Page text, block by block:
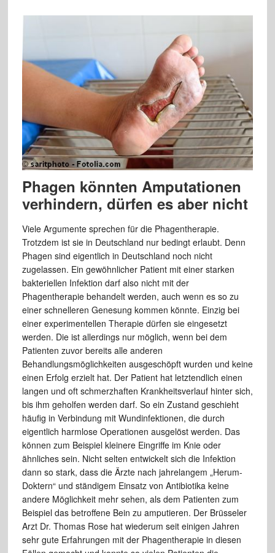
Phagen könnten Amputationen
verhindern, dürfen es aber nicht
Viele Argumente sprechen für die Phagentherapie.
Trotzdem ist sie in Deutschland nur bedingt erlaubt. Denn
Phagen sind eigentlich in Deutschland noch nicht
zugelassen. Ein gewöhnlicher Patient mit einer starken
bakteriellen Infektion darf also nicht mit der
Phagentherapie behandelt werden, auch wenn es so zu
einer schnelleren Genesung kommen könnte. Einzig bei
einer experimentellen Therapie dürfen sie eingesetzt
werden. Die ist allerdings nur möglich, wenn bei dem
Patienten zuvor bereits alle anderen
Behandlungsmöglichkeiten ausgeschöpft wurden und keine
einen Erfolg erzielt hat. Der Patient hat letztendlich einen
langen und oft schmerzhaften Krankheitsverlauf hinter sich,
bis ihm geholfen werden darf. So ein Zustand geschieht
häufig in Verbindung mit Wundinfektionen, die durch
eigentlich harmlose Operationen ausgelöst werden. Das
können zum Beispiel kleinere Eingriffe im Knie oder
ähnliches sein. Nicht selten entwickelt sich die Infektion
dann so stark, dass die Ärzte nach jahrelangem „Herum-
Doktern“ und ständigem Einsatz von Antibiotika keine
andere Möglichkeit mehr sehen, als dem Patienten zum
Beispiel das betroffene Bein zu amputieren. Der Brüsseler
Arzt Dr. Thomas Rose hat wiederum seit einigen Jahren
sehr gute Erfahrungen mit der Phagentherapie in diesen